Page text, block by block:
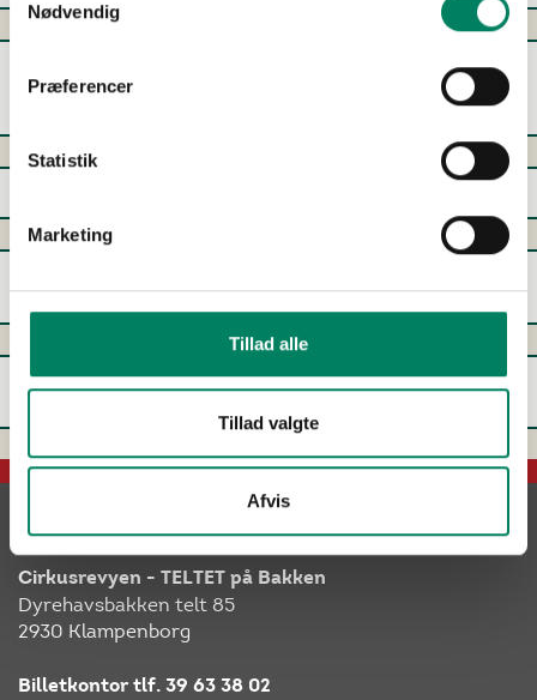
Nødvendig
Præferencer
Statistik
Marketing
Tillad alle
Tillad valgte
Afvis
Jeg har købt Guldpakke-billetter til en af de
flyttede forestillinger (12. - 21. maj). Hvad betyder
skal jeg gøre?
Jeg har bestilt menu i en af Bakkens øvrige
Cirkusrevyen - TELTET på Bakken
Dyrehavsbakken telt 85
2930 Klampenborg
Billetkontor tlf. 39 63 38 02